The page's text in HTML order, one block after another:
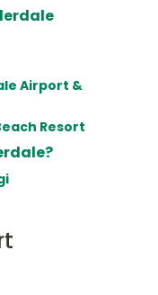
Airport &
Resort